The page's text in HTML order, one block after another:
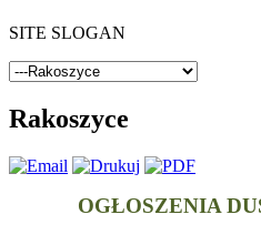
SITE SLOGAN
Rakoszyce
OGŁOSZENIA